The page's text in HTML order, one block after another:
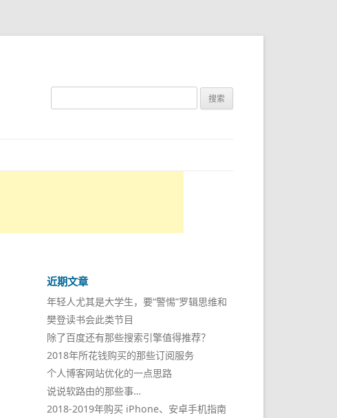
搜
近期文章
年轻人尤其是大学生，要“警惕”罗辑思维和
樊登读书会此类节目
除了百度还有那些搜索引擎值得推荐？
2018年所花钱购买的那些订阅服务
个人博客网站优化的一点思路
说说软路由的那些事…
2018-2019年购买 iPhone、安卓手机指南